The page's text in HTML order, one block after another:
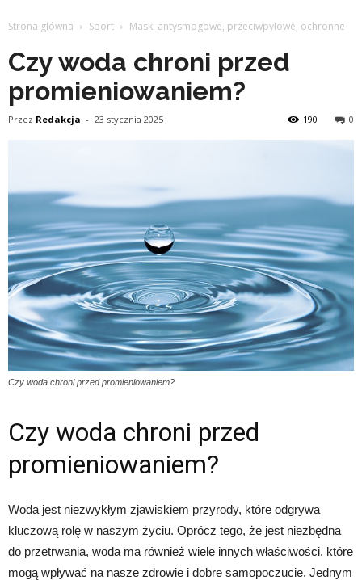
Strona główna Sport Maski antysmogowe, przeciwpyłowe, ochronne
Czy woda chroni przed
promieniowaniem?
Przez Redakcja - 23 stycznia 2025 0
190
Czy woda chroni przed promieniowaniem?
Czy woda chroni przed
promieniowaniem?
Woda jest niezwykłym zjawiskiem przyrody, które odgrywa
kluczową rolę w naszym życiu. Oprócz tego, że jest niezbędna
do przetrwania, woda ma również wiele innych właściwości, które
mogą wpływać na nasze zdrowie i dobre samopoczucie. Jednym